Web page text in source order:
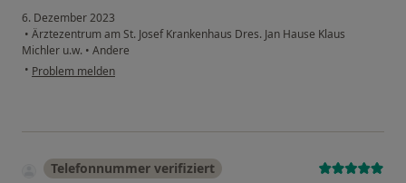
6. Dezember 2023
• Ärztezentrum am St. Josef Krankenhaus Dres. Jan Hause Klaus
Michler u.w. • Andere
• Problem melden
Telefonnummer verifiziert